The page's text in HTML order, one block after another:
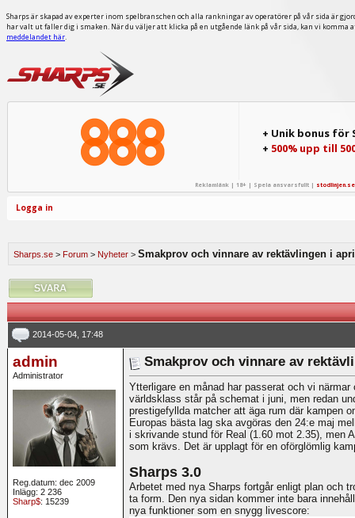
Sharps är skapad av experter inom spelbranschen och alla rankningar av operatörer på vår sida är
har valt ut faller dig i smaken. När du väljer att klicka på en utgående länk på vår sida, kan vi
meddelandet här.
+ Unik bonus för
+ 500% upp till
Reklamlänk | 18+ | Spela ansvarsfullt | stodlinjen.se
Logga in
Sharps.se > Forum > Nyheter > Smakprov och vinnare av rektävlingen i
2014-05-04, 17:48
admin
Administrator
Reg.datum: dec 2009
Inlägg: 2 236
Sharp$: 15239
Smakprov och vinnare av
Ytterligare en månad har passerat och vi
världsklass står på schemat i juni, men redan
prestigefyllda matcher att äga rum där kampen
Europas bästa lag ska avgöras den 24:e maj
i skrivande stund för Real (1.60 mot 2.35), men
som krävs. Det är upplagt för en oförglömlig
Sharps 3.0
Arbetet med nya Sharps fortgår enligt plan och
ta form. Den nya sidan kommer inte bara
nya funktioner som en snygg livescore: